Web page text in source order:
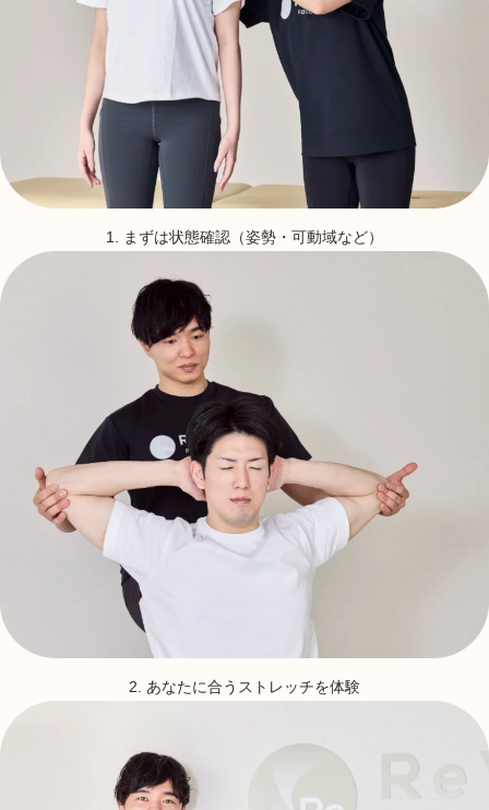
1. まずは状態確認（姿勢・可動域など）
2. あなたに合うストレッチを体験